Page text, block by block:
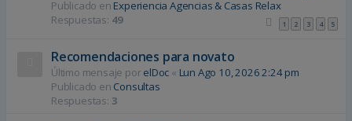
Publicado en Experiencia Agencias & Casas Relax
Respuestas: 49 1 2 3 4 5
Recomendaciones para novato
Último mensaje porelDoc « Lun Ago 10, 2026 2:24 pm
Publicado en Consultas
Respuestas: 3